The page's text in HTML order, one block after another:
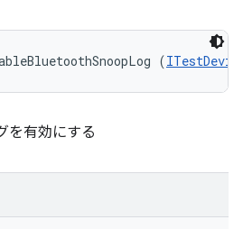
(
を有効にする